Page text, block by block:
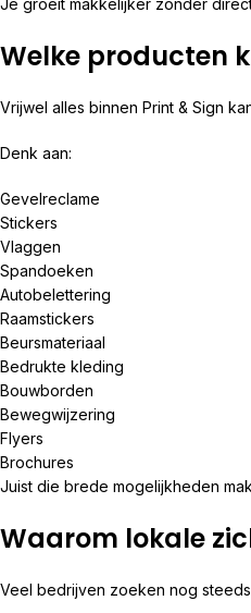
Je groeit makkelijker zonder
Welke producten
Vrijwel alles binnen Print & Sign
Denk aan:
Gevelreclame
Stickers
Vlaggen
Spandoeken
Autobelettering
Raamstickers
Beursmateriaal
Bedrukte kleding
Bouwborden
Bewegwijzering
Flyers
Brochures
Juist die brede mogelijkheden
Waarom lokale
Veel bedrijven zoeken nog